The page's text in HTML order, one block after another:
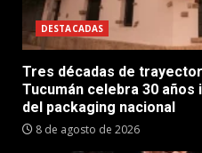
DESTACADAS
Tres décadas de
Tucumán celebra 30
del packaging nacional
8 de agosto de 2026